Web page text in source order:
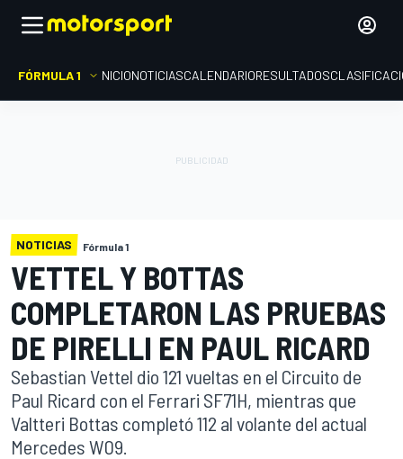
FÓRMULA 1 INICIONOTICIASCALENDARIORESULTADOS
NOTICIAS Fórmula 1
VETTEL Y BOTTAS
COMPLETARON LAS PRUEBAS
DE PIRELLI EN PAUL RICARD
Sebastian Vettel dio 121 vueltas en el Circuito de
Paul Ricard con el Ferrari SF71H, mientras que
Valtteri Bottas completó 112 al volante del actual
Mercedes W09.